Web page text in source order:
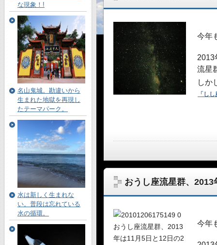
今年
2013
流星
しか
「し
おうし座流星群、
今年
な現象！!
名山鬼城。勘違いから
生まれた地獄を再現し
たテーマパーク。
水は新しく生まれな
い。普段は忘れている
水の循環。